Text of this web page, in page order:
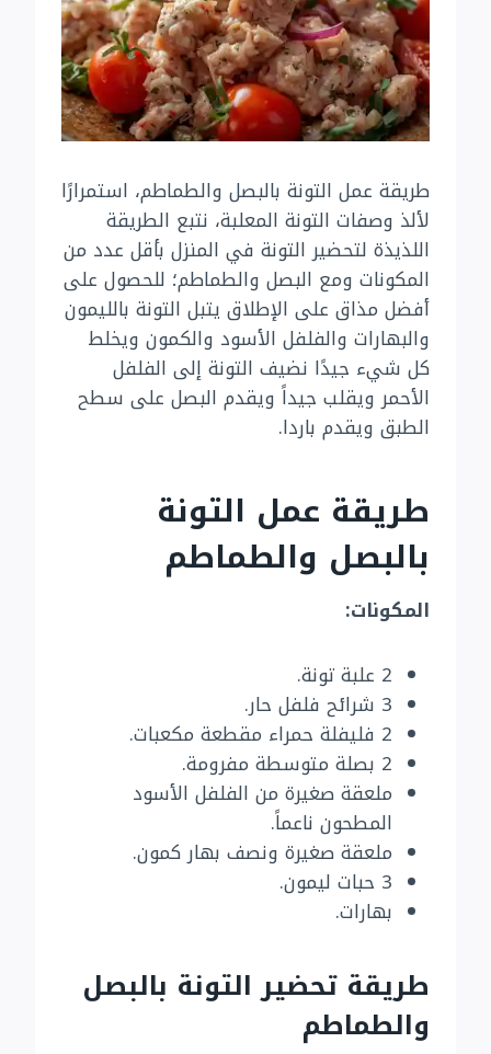
طريقة عمل التونة بالبصل والطماطم، استمرارًا
لألذ وصفات التونة المعلبة، نتبع الطريقة
اللذيذة لتحضير التونة في المنزل بأقل عدد من
المكونات ومع البصل والطماطم؛ للحصول على
أفضل مذاق على الإطلاق يتبل التونة بالليمون
والبهارات والفلفل الأسود والكمون ويخلط
كل شيء جيدًا نضيف التونة إلى الفلفل
الأحمر ويقلب جيداً ويقدم البصل على سطح
الطبق ويقدم باردا.
طريقة عمل التونة
بالبصل والطماطم
المكونات:
2 علبة تونة.
3 شرائح فلفل حار.
2 فليفلة حمراء مقطعة مكعبات.
2 بصلة متوسطة مفرومة.
ملعقة صغيرة من الفلفل الأسود
المطحون ناعماً.
ملعقة صغيرة ونصف بهار كمون.
3 حبات ليمون.
بهارات.
طريقة تحضير التونة بالبصل
والطماطم